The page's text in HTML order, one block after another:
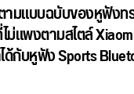
มแบบฉบับของหูฟังท
แพงตามสไตล์
ด้กับหูฟัง Sports